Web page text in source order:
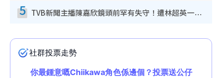
5 TVB新聞主播陳嘉欣鏡頭前罕有失守！遭林超英一句說話突襲嚇親當場大笑